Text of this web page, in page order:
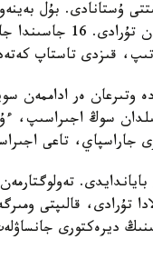
ۇستانادى. بۇل
مەتراجدى، ەكى
قىزدى تاستاپ
وتىرعان ەر اداممەن
سوڭ اجىراسىپ،
جاراسپاي، تاعى
باياندايدى.
تۇرادى، قالىپتى
ديرەكتورى